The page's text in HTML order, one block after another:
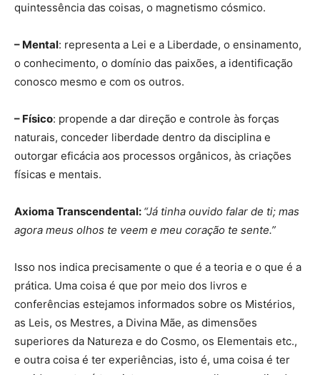
quintessência das coisas, o magnetismo cósmico.
– Mental: representa a Lei e a Liberdade, o ensinamento,
o conhecimento, o domínio das paixões, a identificação
conosco mesmo e com os outros.
– Físico: propende a dar direção e controle às forças
naturais, conceder liberdade dentro da disciplina e
outorgar eficácia aos processos orgânicos, às criações
físicas e mentais.
Axioma Transcendental: “Já tinha ouvido falar de ti; mas
agora meus olhos te veem e meu coração te sente.”
Isso nos indica precisamente o que é a teoria e o que é a
prática. Uma coisa é que por meio dos livros e
conferências estejamos informados sobre os Mistérios,
as Leis, os Mestres, a Divina Mãe, as dimensões
superiores da Natureza e do Cosmo, os Elementais etc.,
e outra coisa é ter experiências, isto é, uma coisa é ter